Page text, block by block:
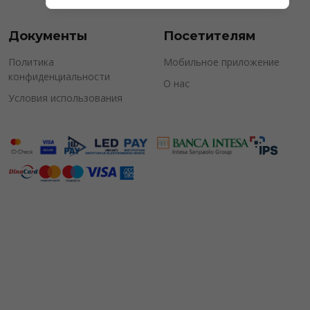
Документы
Политика
конфиденциальности
Условия использования
Посетителям
Мобильное приложение
О нас